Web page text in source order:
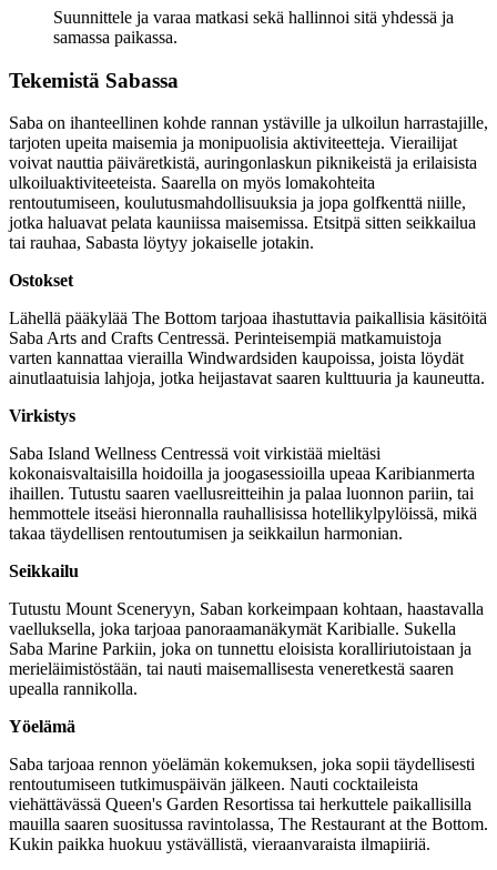
Suunnittele ja varaa matkasi sekä hallinnoi sitä yhdessä ja
samassa paikassa.
Tekemistä Sabassa
Saba on ihanteellinen kohde rannan ystäville ja ulkoilun harrastajille,
tarjoten upeita maisemia ja monipuolisia aktiviteetteja. Vierailijat
voivat nauttia päiväretkistä, auringonlaskun piknikeistä ja erilaisista
ulkoiluaktiviteeteista. Saarella on myös lomakohteita
rentoutumiseen, koulutusmahdollisuuksia ja jopa golfkenttä niille,
jotka haluavat pelata kauniissa maisemissa. Etsitpä sitten seikkailua
tai rauhaa, Sabasta löytyy jokaiselle jotakin.
Ostokset
Lähellä pääkylää The Bottom tarjoaa ihastuttavia paikallisia käsitöitä
Saba Arts and Crafts Centressä. Perinteisempiä matkamuistoja
varten kannattaa vierailla Windwardsiden kaupoissa, joista löydät
ainutlaatuisia lahjoja, jotka heijastavat saaren kulttuuria ja kauneutta.
Virkistys
Saba Island Wellness Centressä voit virkistää mieltäsi
kokonaisvaltaisilla hoidoilla ja joogasessioilla upeaa Karibianmerta
ihaillen. Tutustu saaren vaellusreitteihin ja palaa luonnon pariin, tai
hemmottele itseäsi hieronnalla rauhallisissa hotellikylpylöissä, mikä
takaa täydellisen rentoutumisen ja seikkailun harmonian.
Seikkailu
Tutustu Mount Sceneryyn, Saban korkeimpaan kohtaan, haastavalla
vaelluksella, joka tarjoaa panoraamanäkymät Karibialle. Sukella
Saba Marine Parkiin, joka on tunnettu eloisista koralliriutoistaan ja
merieläimistöstään, tai nauti maisemallisesta veneretkestä saaren
upealla rannikolla.
Yöelämä
Saba tarjoaa rennon yöelämän kokemuksen, joka sopii täydellisesti
rentoutumiseen tutkimuspäivän jälkeen. Nauti cocktaileista
viehättävässä Queen's Garden Resortissa tai herkuttele paikallisilla
mauilla saaren suositussa ravintolassa, The Restaurant at the Bottom.
Kukin paikka huokuu ystävällistä, vieraanvaraista ilmapiiriä.